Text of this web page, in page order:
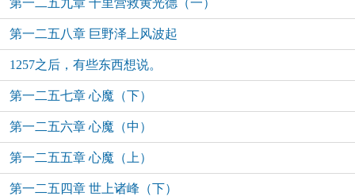
第一二五九章 千里营救黄光德（一）
第一二五八章 巨野泽上风波起
1257之后，有些东西想说。
第一二五七章 心魔（下）
第一二五六章 心魔（中）
第一二五五章 心魔（上）
第一二五四章 世上诸峰（下）